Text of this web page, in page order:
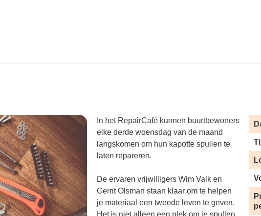
In het RepairCafé kunnen buurtbewoners
elke derde woensdag van de maand
langskomen om hun kapotte spullen te
laten repareren.
De ervaren vrijwilligers Wim Valk en
Gerrit Olsman staan klaar om te helpen
je materiaal een tweede leven te geven.
Het is niet alleen een plek om je spullen